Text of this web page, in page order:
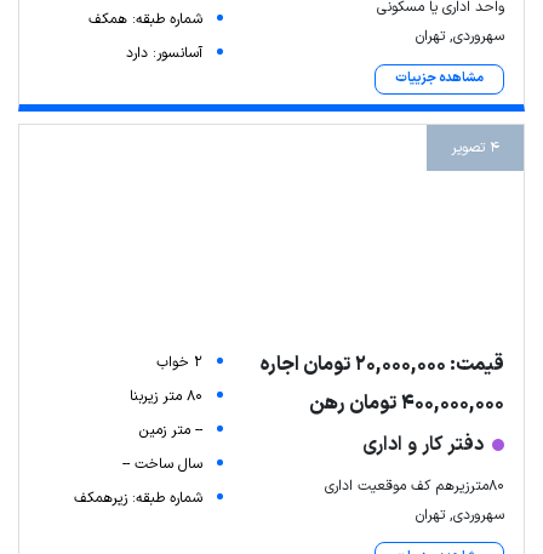
واحد اداری یا مسکونی
سهروردی, تهران
مشاهده جزییات
شماره طبقه: همکف
آسانسور: دارد
4 تصویر
قیمت: 20,000,000 تومان اجاره
400,000,000 تومان رهن
دفتر کار و اداری
80مترزیرهم کف موقعیت اداری
سهروردی, تهران
2 خواب
80 متر زیربنا
-- متر زمین
سال ساخت --
شماره طبقه: زیرهمکف